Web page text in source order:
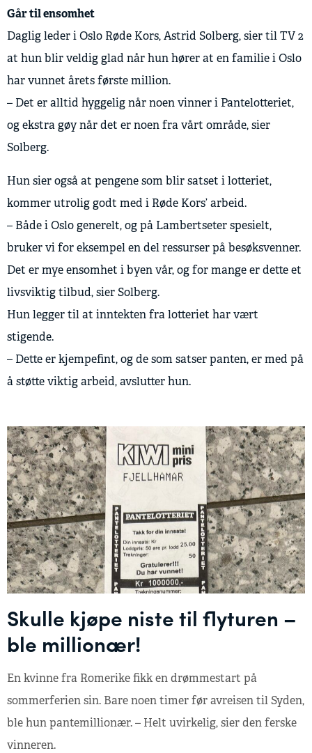
Går til ensomhet
Daglig leder i Oslo Røde Kors, Astrid Solberg, sier til TV 2
at hun blir veldig glad når hun hører at en familie i Oslo
har vunnet årets første million.
– Det er alltid hyggelig når noen vinner i Pantelotteriet,
og ekstra gøy når det er noen fra vårt område, sier
Solberg.
Hun sier også at pengene som blir satset i lotteriet,
kommer utrolig godt med i Røde Kors’ arbeid.
– Både i Oslo generelt, og på Lambertseter spesielt,
bruker vi for eksempel en del ressurser på besøksvenner.
Det er mye ensomhet i byen vår, og for mange er dette et
livsviktig tilbud, sier Solberg.
Hun legger til at inntekten fra lotteriet har vært
stigende.
– Dette er kjempefint, og de som satser panten, er med på
å støtte viktig arbeid, avslutter hun.
Skulle kjøpe niste til flyturen –
ble millionær!
En kvinne fra Romerike fikk en drømmestart på
sommerferien sin. Bare noen timer før avreisen til Syden,
ble hun pantemillionær. – Helt uvirkelig, sier den ferske
vinneren.